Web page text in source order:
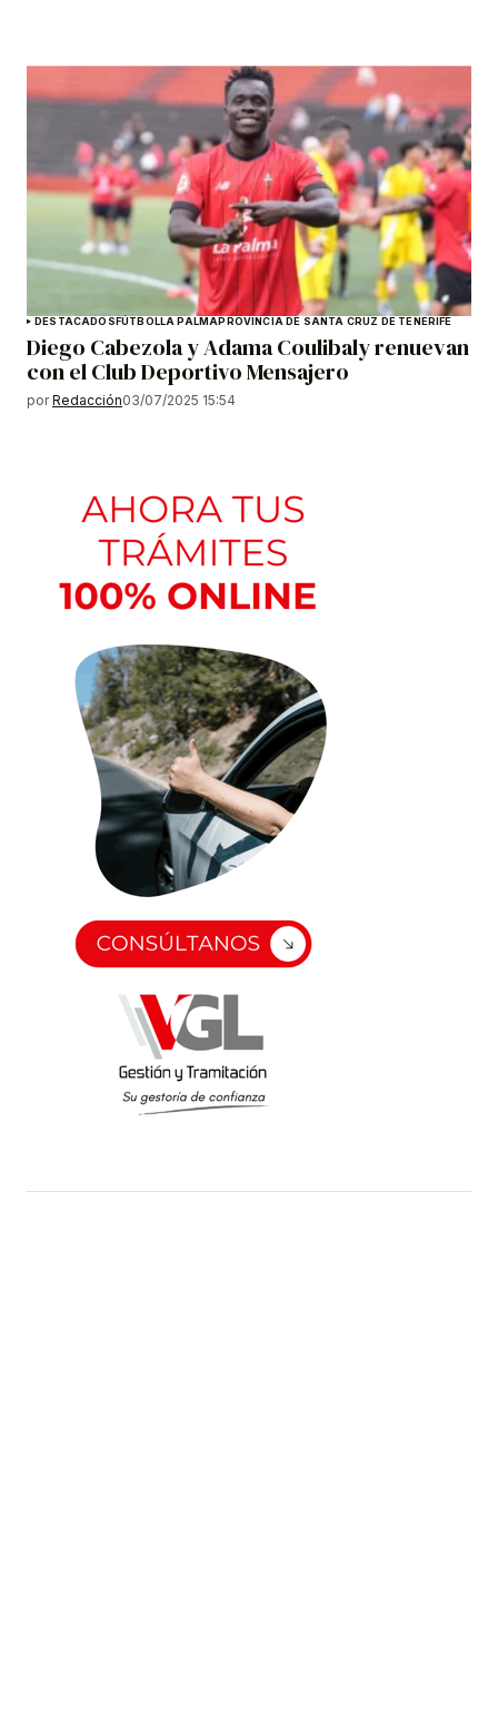
DESTACADOSFÚTBOLLA PALMAPROVINCIA DE SANTA CRUZ DE TENERIFE
Diego Cabezola y Adama Coulibaly renuevan
con el Club Deportivo Mensajero
por Redacción03/07/2025 15:54